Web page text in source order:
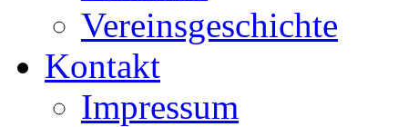
Vereinsgeschichte
Kontakt
Impressum